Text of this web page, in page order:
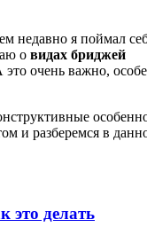
недавно я поймал
о видах бриджей
это очень важно,
и разберемся в
это делать